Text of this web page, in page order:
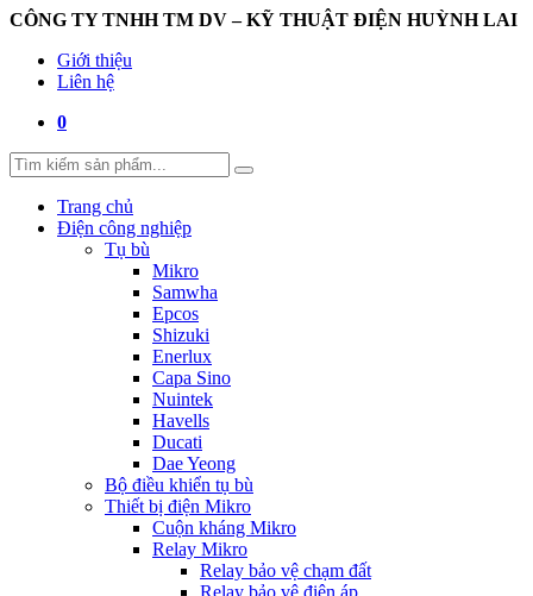
CÔNG TY TNHH TM DV – KỸ THUẬT ĐIỆN HUỲNH LAI
Giới thiệu
Liên hệ
0
Trang chủ
Điện công nghiệp
Tụ bù
Mikro
Samwha
Epcos
Shizuki
Enerlux
Capa Sino
Nuintek
Havells
Ducati
Dae Yeong
Bộ điều khiển tụ bù
Thiết bị điện Mikro
Cuộn kháng Mikro
Relay Mikro
Relay bảo vệ chạm đất
Relay bảo vệ điện áp